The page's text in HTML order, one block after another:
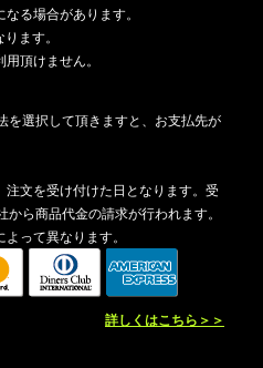
る場合があります。
ます。
頂けません。
を選択して頂きますと、お支払先が
文を受け付けた日となります。受
ら商品代金の請求が行われます。
って異なります。
詳しくはこちら＞＞